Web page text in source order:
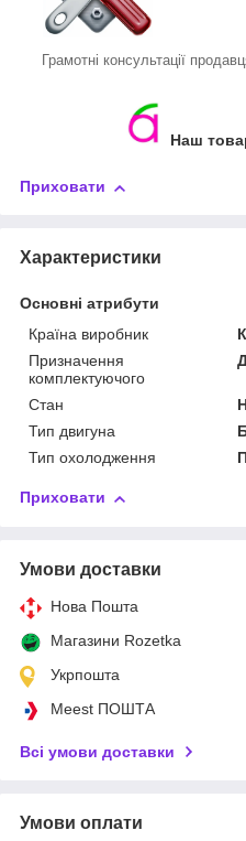
Грамотні консультації
Наш
Приховати
Характеристики
Основні атрибути
Країна виробник
Призначення
комплектуючого
Стан
Тип двигуна
Тип охолодження
Приховати
Умови доставки
Нова Пошта
Магазини Rozetka
Укрпошта
Meest ПОШТА
Всі умови доставки
Умови оплати